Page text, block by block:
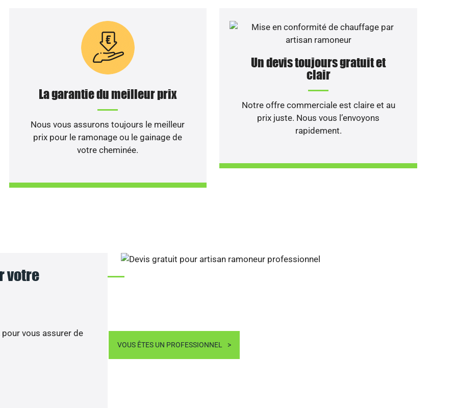
La garantie du meilleur prix
Nous vous assurons toujours le meilleur
prix pour le ramonage ou le gainage de
votre cheminée.
Un devis toujours gratuit et
clair
Notre offre commerciale est claire et au
prix juste. Nous vous l’envoyons
rapidement.
Contactez nos artisans.
VOUS ÊTES UN PROFESSIONNEL
votre
vous assurer de